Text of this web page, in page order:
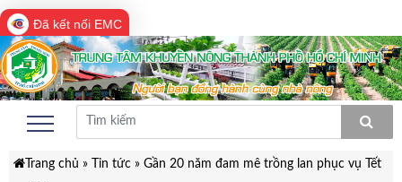
Đã kết nối EMC
Trang chủ » Tin tức» Gần 20 năm đam mê trồng lan phục vụ Tết